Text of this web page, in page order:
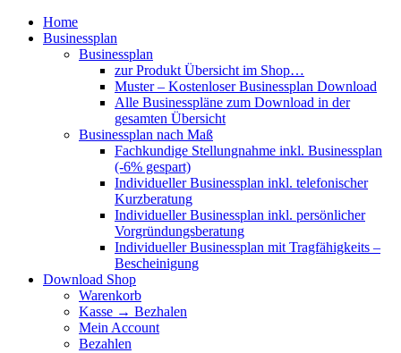
Home
Businessplan
Businessplan
zur Produkt Übersicht im Shop…
Muster – Kostenloser Businessplan Download
Alle Businesspläne zum Download in der
gesamten Übersicht
Businessplan nach Maß
Fachkundige Stellungnahme inkl. Businessplan
(-6% gespart)
Individueller Businessplan inkl. telefonischer
Kurzberatung
Individueller Businessplan inkl. persönlicher
Vorgründungsberatung
Individueller Businessplan mit Tragfähigkeits –
Bescheinigung
Download Shop
Warenkorb
Kasse → Bezhalen
Mein Account
Bezahlen